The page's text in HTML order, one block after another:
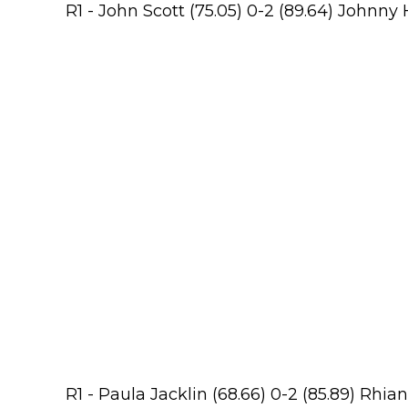
R1 - John Scott (75.05) 0-2 (89.64) Johnny
R1 - Paula Jacklin (68.66) 0-2 (85.89)